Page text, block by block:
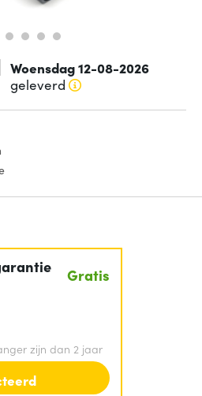
Woensdag 12-08-2026
geleverd
Gratis
zijn dan 2 jaar